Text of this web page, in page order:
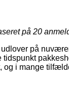
på 20
på
og i mange